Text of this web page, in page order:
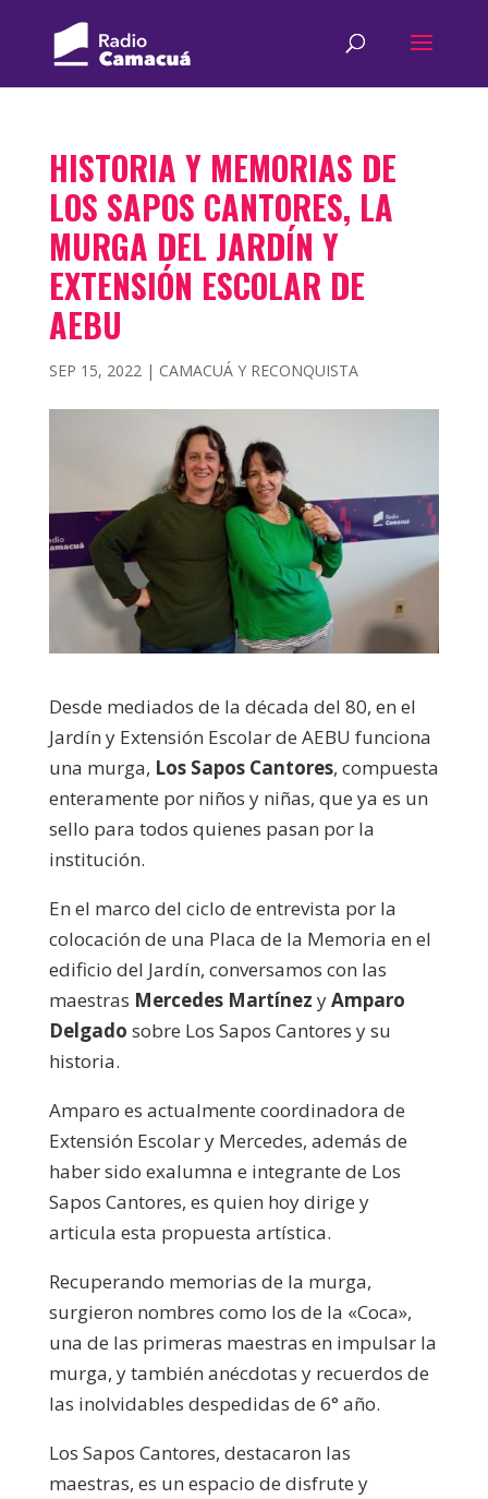
HISTORIA Y MEMORIAS DE
LOS SAPOS CANTORES, LA
MURGA DEL JARDÍN Y
EXTENSIÓN ESCOLAR DE
AEBU
SEP 15, 2022| CAMACUÁ Y RECONQUISTA
Desde mediados de la década del 80, en el
Jardín y Extensión Escolar de AEBU funciona
una murga, Los Sapos Cantores, compuesta
enteramente por niños y niñas, que ya es un
sello para todos quienes pasan por la
institución.
En el marco del ciclo de entrevista por la
colocación de una Placa de la Memoria en el
edificio del Jardín, conversamos con las
maestras Mercedes Martínez yAmparo
Delgado sobre Los Sapos Cantores y su
historia.
Amparo es actualmente coordinadora de
Extensión Escolar y Mercedes, además de
haber sido exalumna e integrante de Los
Sapos Cantores, es quien hoy dirige y
articula esta propuesta artística.
Recuperando memorias de la murga,
surgieron nombres como los de la «Coca»,
una de las primeras maestras en impulsar la
murga, y también anécdotas y recuerdos de
las inolvidables despedidas de 6° año.
Los Sapos Cantores, destacaron las
maestras, es un espacio de disfrute y